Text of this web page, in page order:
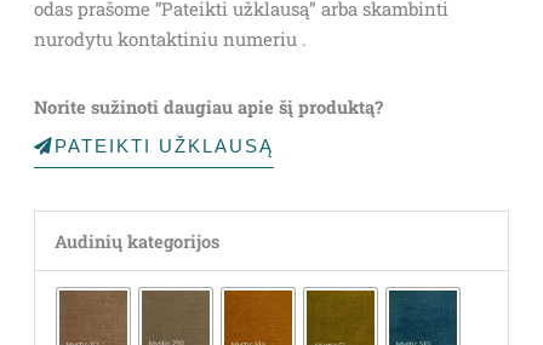
odas prašome “Pateikti užklausą” arba skambinti
nurodytu kontaktiniu numeriu .
Norite sužinoti daugiau apie šį produktą?
PATEIKTI UŽKLAUSĄ
Audinių kategorijos